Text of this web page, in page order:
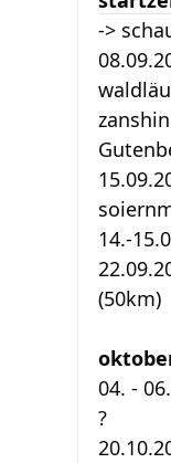
->
14.-
(50km)
04. -
?